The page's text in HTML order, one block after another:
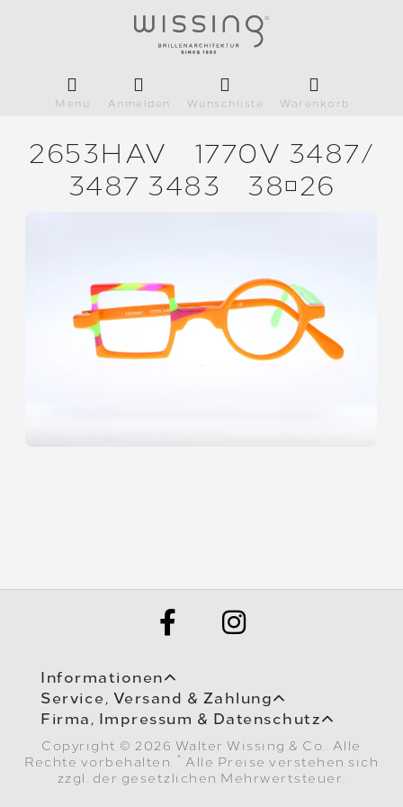
Menü Anmelden Wunschliste Warenkorb
2653HAV
1770V 3487/
3487 3483
3826
Informationen
Service, Versand & Zahlung
Firma, Impressum & Datenschutz
Copyright © 2026 Walter Wissing & Co.. Alle
Rechte vorbehalten.
* Alle Preise verstehen sich
zzgl. der gesetzlichen Mehrwertsteuer.